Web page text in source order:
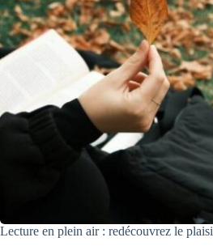
Lecture en plein air : redécouvrez le